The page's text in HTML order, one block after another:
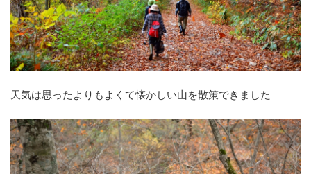
天気は思ったよりもよくて懐かしい山を散策できました